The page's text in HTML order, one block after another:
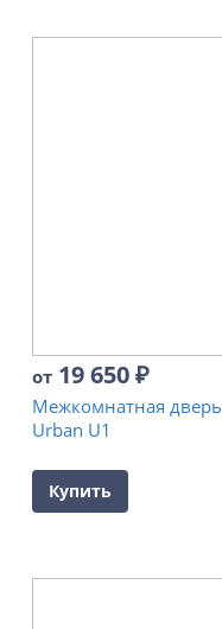
от 19 650₽
Межкомнатная дверь
Urban U1
Купить